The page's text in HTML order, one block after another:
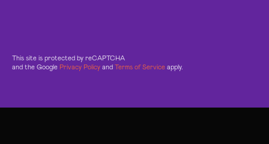
This site is protected by reCAPTCHA
and the Google Privacy Policy and Terms of Service apply.